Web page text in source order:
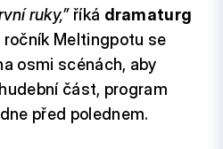
ruky,”říká dramaturg
ročník Meltingpotu se
osmi scénách, aby
část, program
před polednem.